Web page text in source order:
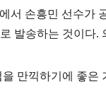
서 손흥민 선수가
발송하는 것이다.
을 만끽하기에 좋은